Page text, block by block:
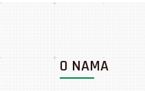
O NAMA